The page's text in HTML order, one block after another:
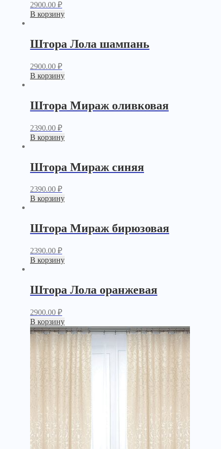
2900.00 ₽
В корзину
Штора Лола шампань
2900.00 ₽
В корзину
Штора Мираж оливковая
2390.00 ₽
В корзину
Штора Мираж синяя
2390.00 ₽
В корзину
Штора Мираж бирюзовая
2390.00 ₽
В корзину
Штора Лола оранжевая
2900.00 ₽
В корзину